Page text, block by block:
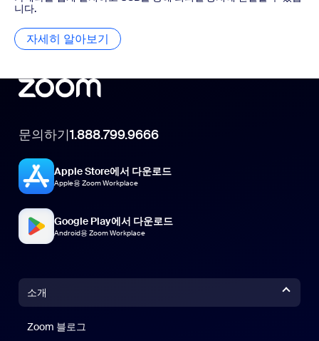
니다.
자세히 알아보기 자세히 알아보기
문의하기1.888.799.9666
Apple Store에서 다운로드
Apple용 Zoom Workplace
Google Play에서 다운로드
Android용 Zoom Workplace
소개
Zoom 블로그